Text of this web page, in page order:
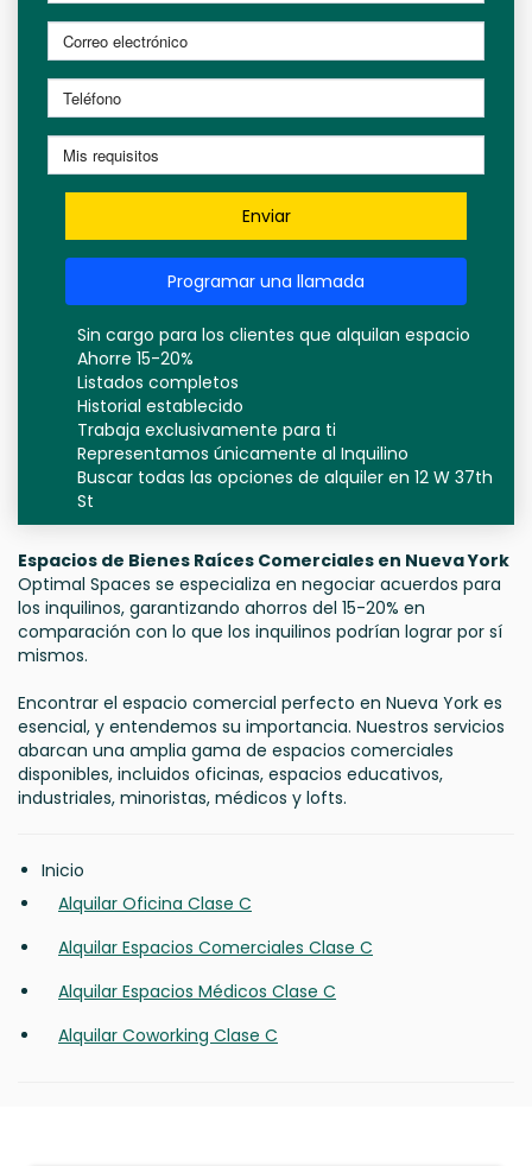
Enviar
Programar una llamada
Sin cargo para los clientes que alquilan espacio
Ahorre 15-20%
Listados completos
Historial establecido
Trabaja exclusivamente para ti
Representamos únicamente al Inquilino
Buscar todas las opciones de alquiler en 12 W 37th
St
Espacios de Bienes Raíces Comerciales en Nueva York
Optimal Spaces se especializa en negociar acuerdos para
los inquilinos, garantizando ahorros del 15-20% en
comparación con lo que los inquilinos podrían lograr por sí
mismos.
Encontrar el espacio comercial perfecto en Nueva York es
esencial, y entendemos su importancia. Nuestros servicios
abarcan una amplia gama de espacios comerciales
disponibles, incluidos oficinas, espacios educativos,
industriales, minoristas, médicos y lofts.
Inicio
Alquilar Oficina Clase C
Alquilar Espacios Comerciales Clase C
Alquilar Espacios Médicos Clase C
Alquilar Coworking Clase C